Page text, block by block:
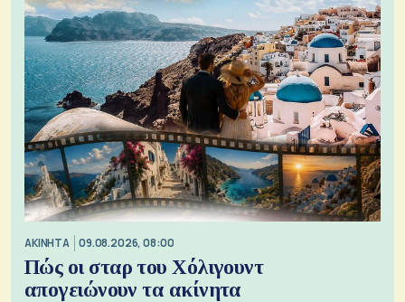
ΑΚΙΝΗΤΑ 09.08.2026, 08:00
Πώς οι σταρ του Χόλιγουντ
απογειώνουν τα ακίνητα